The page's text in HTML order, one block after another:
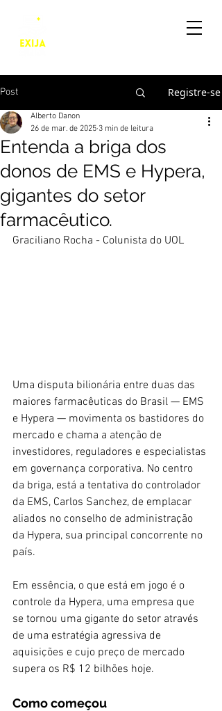
Post Registre-se
Entenda a briga dos
donos de EMS e Hypera,
gigantes do setor
farmacêutico.
Alberto Danon
26 de mar. de 2025 3 min de leitura
Graciliano Rocha - Colunista do UOL
Uma disputa bilionária entre duas das
maiores farmacêuticas do Brasil — EMS
e Hypera — movimenta os bastidores do
mercado e chama a atenção de
investidores, reguladores e especialistas
em governança corporativa. No centro
da briga, está a tentativa do controlador
da EMS, Carlos Sanchez, de emplacar
aliados no conselho de administração
da Hypera, sua principal concorrente no
país.
Em essência, o que está em jogo é o
controle da Hypera, uma empresa que
se tornou uma gigante do setor através
de uma estratégia agressiva de
aquisições e cujo preço de mercado
supera os R$ 12 bilhões hoje.
Como começou